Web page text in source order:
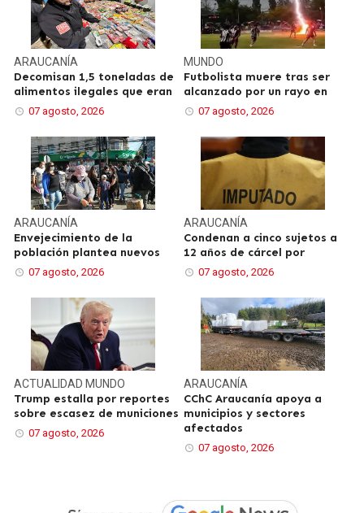
ARAUCANÍA
Decomisan 1,5 toneladas de
alimentos ilegales que eran
07 agosto, 2026
MUNDO
Futbolista muere tras ser
alcanzado por un rayo en
07 agosto, 2026
ARAUCANÍA
Envejecimiento de la
población plantea nuevos
07 agosto, 2026
ARAUCANÍA
Condenan a cinco sujetos a
12 años de cárcel por
07 agosto, 2026
ACTUALIDADMUNDO
Trump estalla por reportes
sobre escasez de municiones
07 agosto, 2026
ARAUCANÍA
CChC Araucanía apoya a
municipios y sectores
afectados
07 agosto, 2026